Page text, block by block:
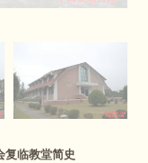
复临教堂简史